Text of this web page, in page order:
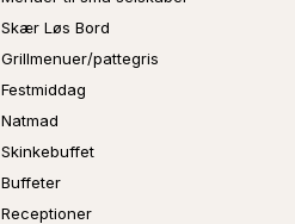
Skær Løs Bord
Grillmenuer/pattegris
Festmiddag
Natmad
Skinkebuffet
Buffeter
Receptioner